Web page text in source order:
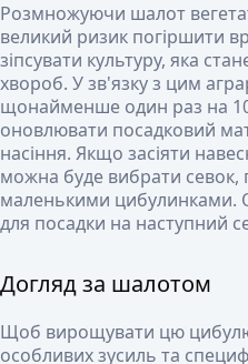
Розмножуючи шалот
великий ризик погіршити
зіпсувати культуру, яка
хвороб. У зв'язку з цим
щонайменше один раз на
оновлювати посадковий
насіння. Якщо засіяти
можна буде вибрати севок,
маленькими цибулинками.
для посадки на наступний
Догляд за шалотом
Щоб вирощувати цю цибулю
особливих зусиль та